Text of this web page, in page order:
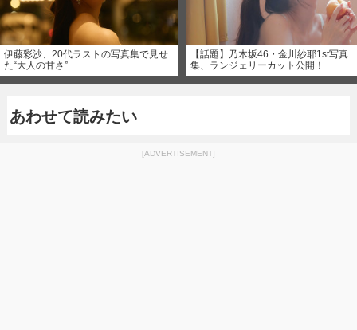
伊藤彩沙、20代ラストの写真集で見せ
た“大人の甘さ”
【話題】乃木坂46・金川紗耶1st写真
集、ランジェリーカット公開！
あわせて読みたい
[ADVERTISEMENT]